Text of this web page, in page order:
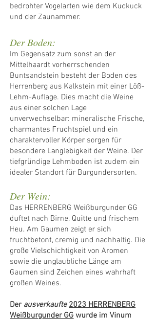
bedrohter Vogelarten wie dem Kuckuck
und der Zaunammer.
Der Boden:
Im Gegensatz zum sonst an der
Mittelhaardt vorherrschenden
Buntsandstein besteht der Boden des
Herrenberg aus Kalkstein mit einer Löß-
Lehm-Auflage. Dies macht die Weine
aus einer solchen Lage
unverwechselbar: mineralische Frische,
charmantes Fruchtspiel und ein
charaktervoller Körper sorgen für
besondere Langlebigkeit der Weine. Der
tiefgründige Lehmboden ist zudem ein
idealer Standort für Burgundersorten.
Der Wein:
Das HERRENBERG Weißburgunder GG
duftet nach Birne, Quitte und frischem
Heu. Am Gaumen zeigt er sich
fruchtbetont, cremig und nachhaltig. Die
große Vielschichtigkeit von Aromen
sowie die unglaubliche Länge am
Gaumen sind Zeichen eines wahrhaft
großen Weines.
​Der ausverkaufte 2023 HERRENBERG
Weißburgunder GG wurde im Vinum